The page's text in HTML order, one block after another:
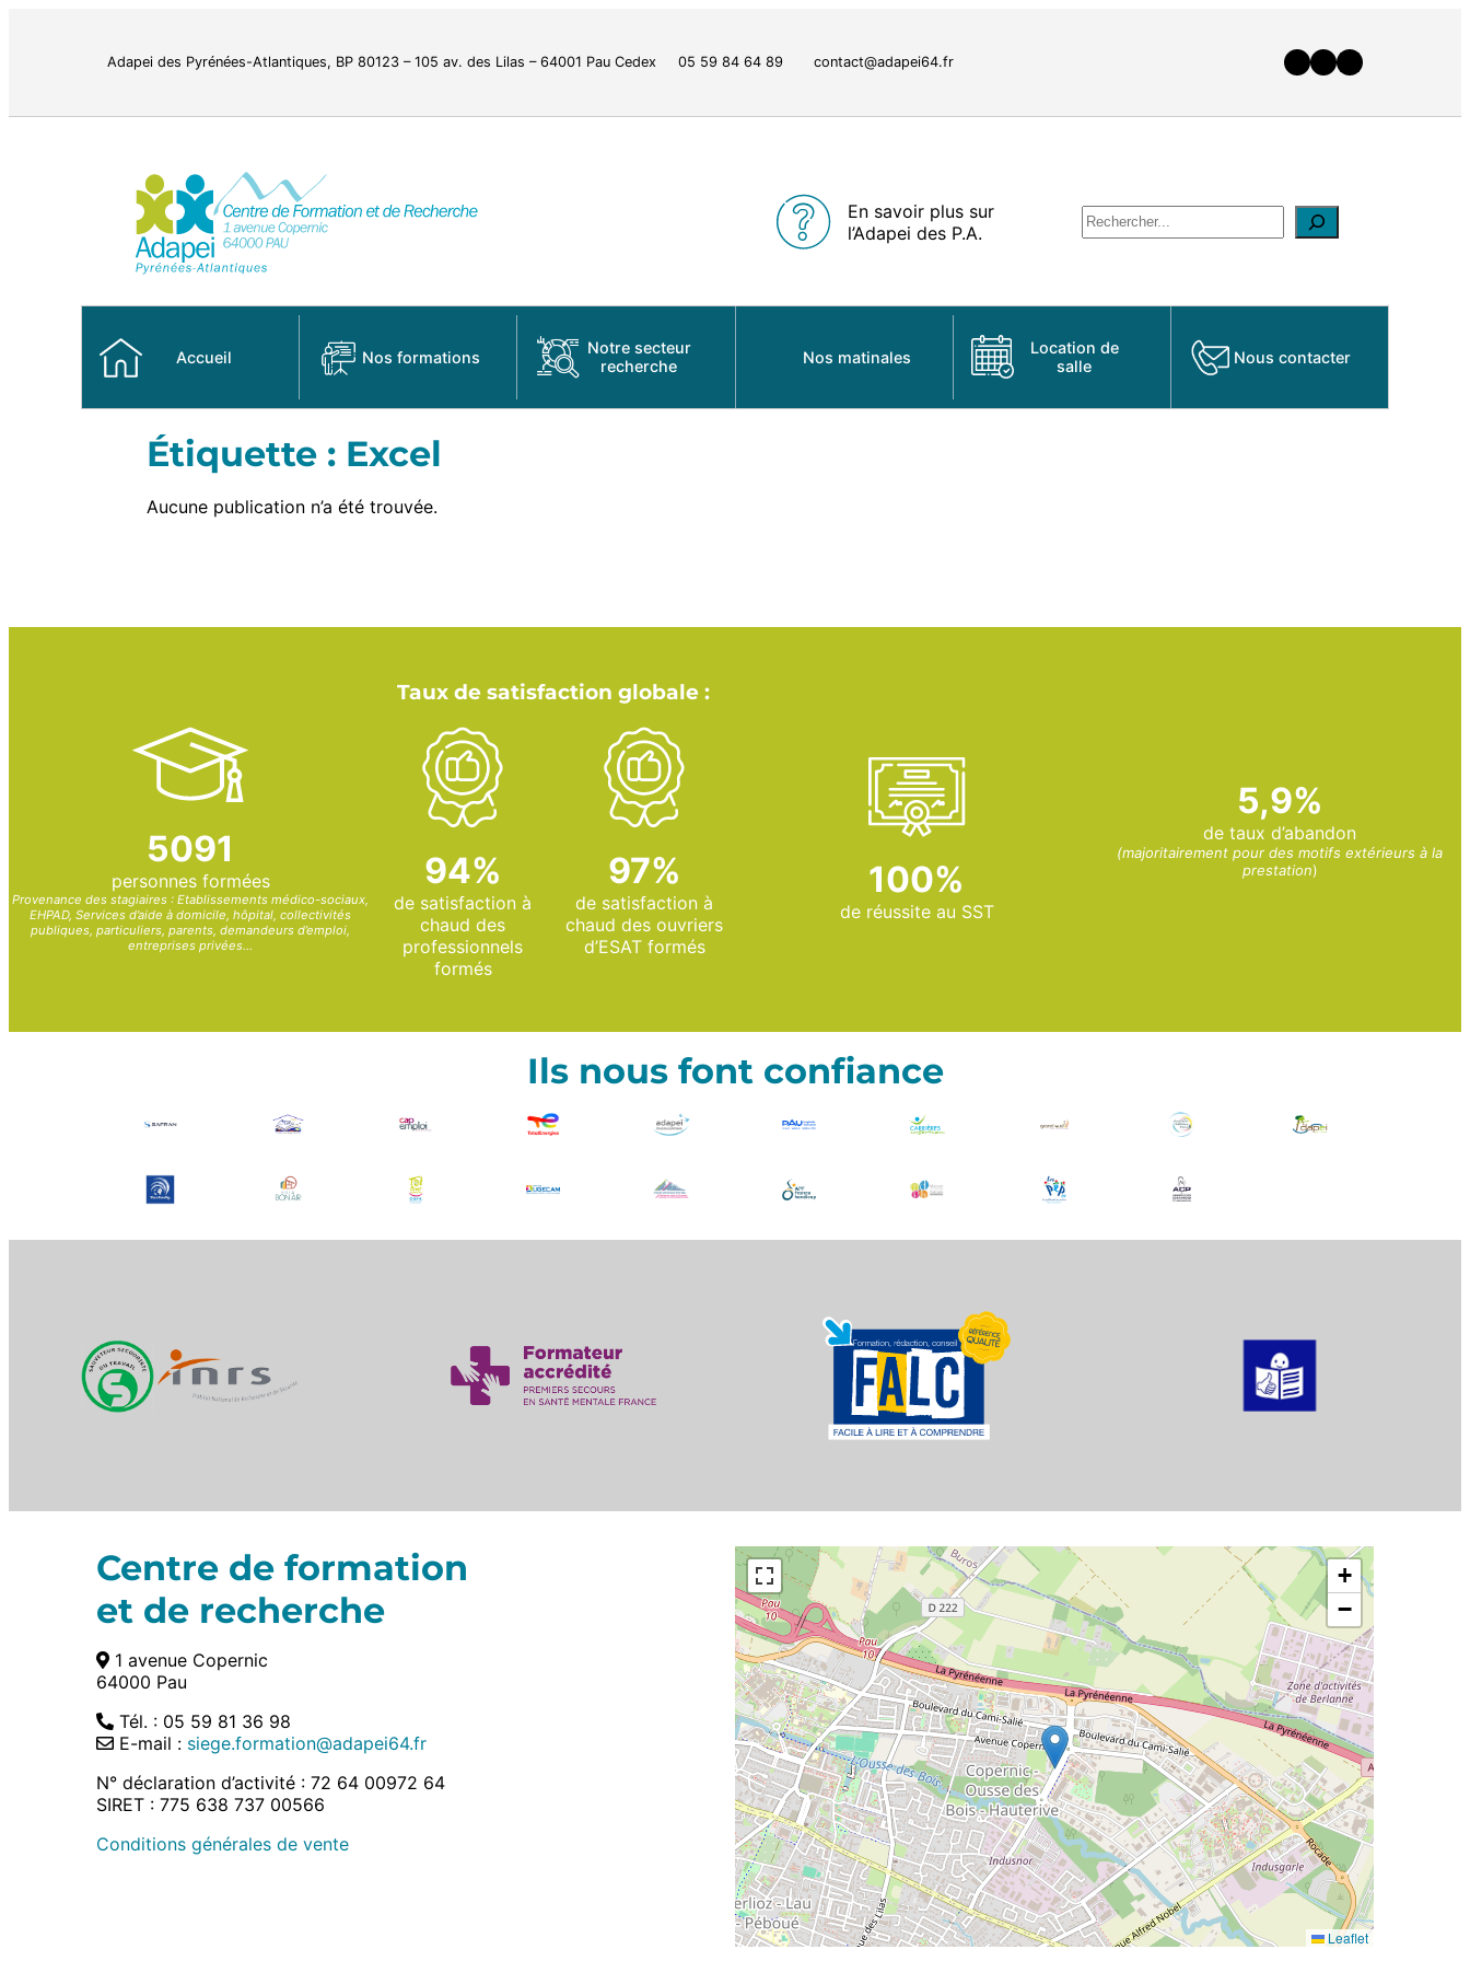
Adapei des Pyrénées-Atlantiques, BP 80123 – 105 av. des Lilas – 64001 Pau Cedex 05 59 84 64 89 contact@adapei64.fr
En savoir plus sur
l’Adapei des P.A.
Accueil Nos formations
Notre secteur
recherche
Nos matinales
Location de
salle
Nous contacter
Étiquette : Excel
Aucune publication n’a été trouvée.
5091
personnes formées
Provenance des stagiaires : Etablissements médico-sociaux,
EHPAD, Services d’aide à domicile, hôpital, collectivités
publiques, particuliers, parents, demandeurs d’emploi,
entreprises privées…
Taux de satisfaction globale :
94%
de satisfaction à
chaud des
professionnels
formés
97%
de satisfaction à
chaud des ouvriers
d’ESAT formés
100%
de réussite au SST
5,9%
de taux d’abandon
(majoritairement pour des motifs extérieurs à la
prestation)
Ils nous font confiance
Centre de formation
et de recherche
1 avenue Copernic
64000 Pau
Tél. : 05 59 81 36 98
E-mail : siege.formation@adapei64.fr
N° déclaration d’activité : 72 64 00972 64
SIRET : 775 638 737 00566
Conditions générales de vente
+
−
Leaflet